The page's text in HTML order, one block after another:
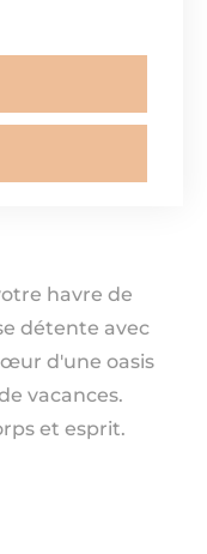
havre de
détente avec
d'une oasis
vacances.
et esprit.